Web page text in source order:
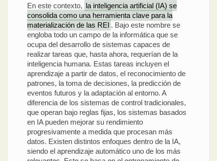
En este contexto, la inteligencia artificial (IA) se
consolida como una herramienta clave para la
materialización de las REI . Bajo este nombre se
engloba todo un campo de la informática que se
ocupa del desarrollo de sistemas capaces de
realizar tareas que, hasta ahora, requerían de la
inteligencia humana. Estas tareas incluyen el
aprendizaje a partir de datos, el reconocimiento de
patrones, la toma de decisiones, la predicción de
eventos futuros y la adaptación al entorno. A
diferencia de los sistemas de control tradicionales,
que operan bajo reglas fijas, los sistemas basados
en IA pueden mejorar su rendimiento
progresivamente a medida que procesan más
datos. Existen distintos enfoques dentro de la IA,
siendo el aprendizaje automático uno de los más